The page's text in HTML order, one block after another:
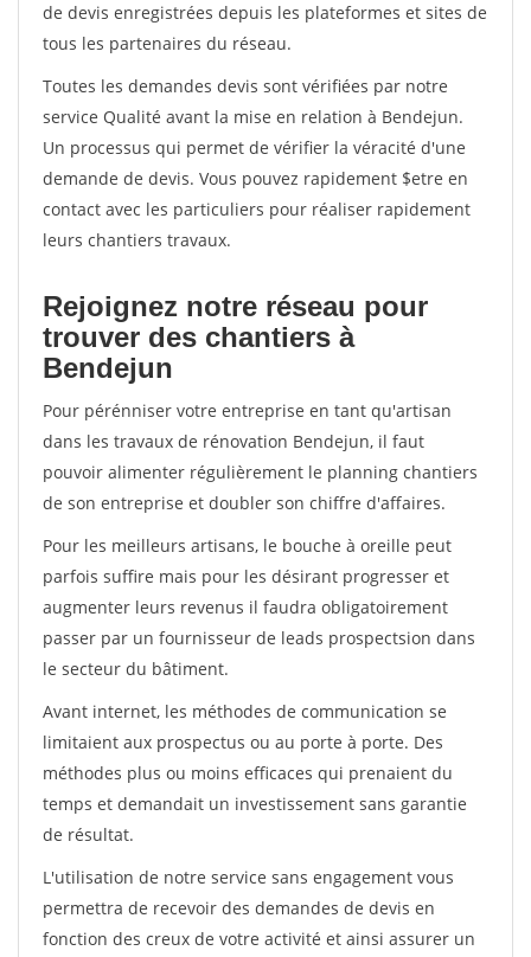
de devis enregistrées depuis les plateformes et sites de
tous les partenaires du réseau.
Toutes les demandes devis sont vérifiées par notre
service Qualité avant la mise en relation à Bendejun.
Un processus qui permet de vérifier la véracité d'une
demande de devis. Vous pouvez rapidement $etre en
contact avec les particuliers pour réaliser rapidement
leurs chantiers travaux.
Rejoignez notre réseau pour
trouver des chantiers à
Bendejun
Pour pérénniser votre entreprise en tant qu'artisan
dans les travaux de rénovation Bendejun, il faut
pouvoir alimenter régulièrement le planning chantiers
de son entreprise et doubler son chiffre d'affaires.
Pour les meilleurs artisans, le bouche à oreille peut
parfois suffire mais pour les désirant progresser et
augmenter leurs revenus il faudra obligatoirement
passer par un fournisseur de leads prospectsion dans
le secteur du bâtiment.
Avant internet, les méthodes de communication se
limitaient aux prospectus ou au porte à porte. Des
méthodes plus ou moins efficaces qui prenaient du
temps et demandait un investissement sans garantie
de résultat.
L'utilisation de notre service sans engagement vous
permettra de recevoir des demandes de devis en
fonction des creux de votre activité et ainsi assurer un